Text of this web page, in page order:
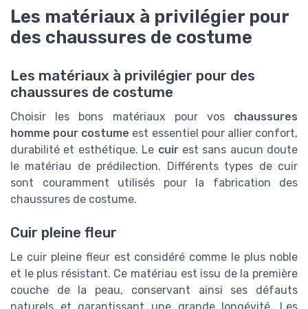
Les matériaux à privilégier pour
des chaussures de costume
Les matériaux à privilégier pour des
chaussures de costume
Choisir les bons matériaux pour vos chaussures
homme pour costume est essentiel pour allier confort,
durabilité et esthétique. Le cuirest sans aucun doute
le matériau de prédilection. Différents types de cuir
sont couramment utilisés pour la fabrication des
chaussures de costume.
Cuir pleine fleur
Le cuir pleine fleur est considéré comme le plus noble
et le plus résistant. Ce matériau est issu de la première
couche de la peau, conservant ainsi ses défauts